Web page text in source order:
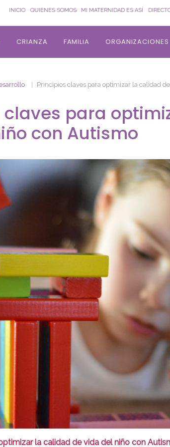
INICIO QUIENES SOMOS MI MATERNIDAD ES ASÍ
CRIANZA FAMILIA ORGANIZACIONES
Principios claves para optimizar la calidad
claves para
con Autismo
la calidad de vida del niño con